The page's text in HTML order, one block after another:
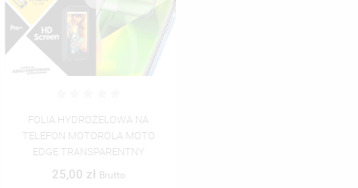
FOLIA HYDROŻELOWA NA
TELEFON MOTOROLA MOTO
EDGE TRANSPARENTNY
25,00 zł Brutto